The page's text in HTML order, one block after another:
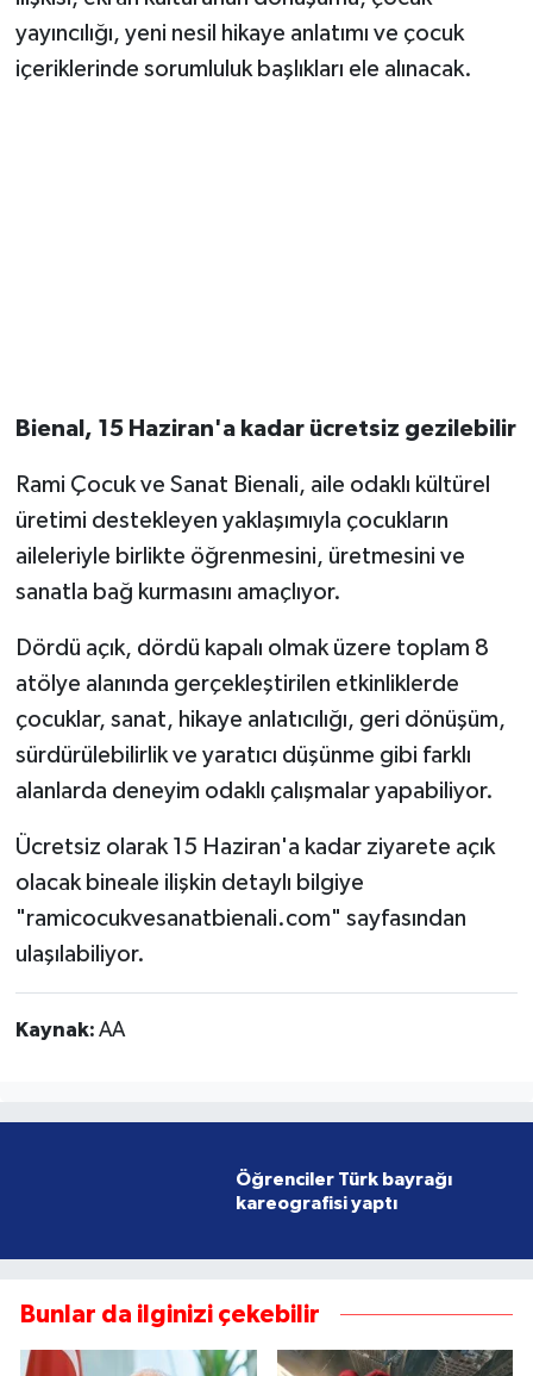
ilişkisi, ekran kültürünün dönüşümü, çocuk
yayıncılığı, yeni nesil hikaye anlatımı ve çocuk
içeriklerinde sorumluluk başlıkları ele alınacak.
Bienal, 15 Haziran'a kadar ücretsiz gezilebilir
Rami Çocuk ve Sanat Bienali, aile odaklı kültürel
üretimi destekleyen yaklaşımıyla çocukların
aileleriyle birlikte öğrenmesini, üretmesini ve
sanatla bağ kurmasını amaçlıyor.
Dördü açık, dördü kapalı olmak üzere toplam 8
atölye alanında gerçekleştirilen etkinliklerde
çocuklar, sanat, hikaye anlatıcılığı, geri dönüşüm,
sürdürülebilirlik ve yaratıcı düşünme gibi farklı
alanlarda deneyim odaklı çalışmalar yapabiliyor.
Ücretsiz olarak 15 Haziran'a kadar ziyarete açık
olacak bineale ilişkin detaylı bilgiye
"ramicocukvesanatbienali.com" sayfasından
ulaşılabiliyor.
Kaynak: AA
Öğrenciler Türk bayrağı
kareografisi yaptı
Bunlar da ilginizi çekebilir